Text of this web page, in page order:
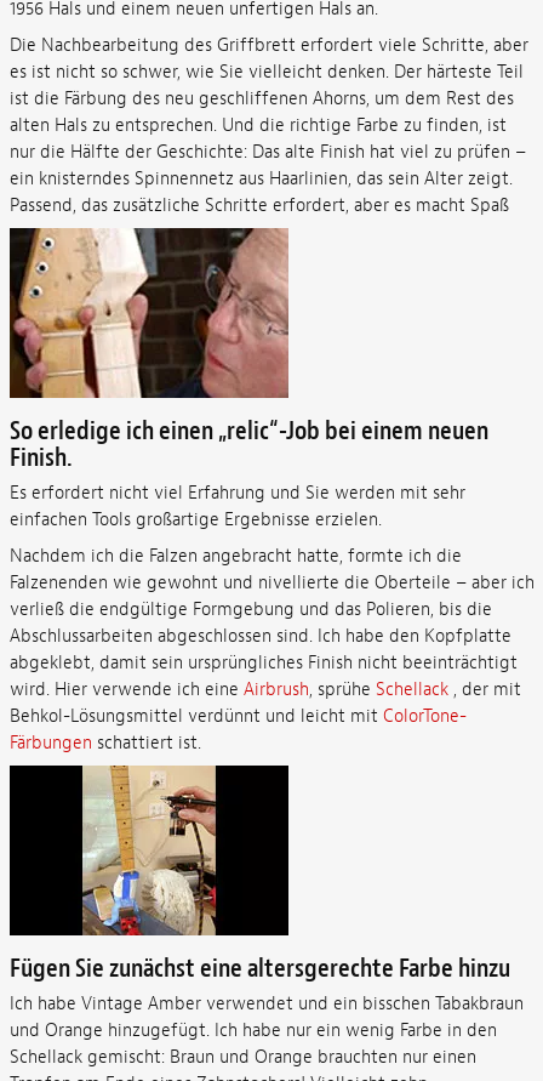
1956 Hals und einem neuen unfertigen Hals an.
Die Nachbearbeitung des Griffbrett erfordert viele Schritte, aber
es ist nicht so schwer, wie Sie vielleicht denken. Der härteste Teil
ist die Färbung des neu geschliffenen Ahorns, um dem Rest des
alten Hals zu entsprechen. Und die richtige Farbe zu finden, ist
nur die Hälfte der Geschichte: Das alte Finish hat viel zu prüfen –
ein knisterndes Spinnennetz aus Haarlinien, das sein Alter zeigt.
Passend, das zusätzliche Schritte erfordert, aber es macht Spaß
So erledige ich einen „relic“-Job bei einem neuen
Finish.
Es erfordert nicht viel Erfahrung und Sie werden mit sehr
einfachen Tools großartige Ergebnisse erzielen.
Nachdem ich die Falzen angebracht hatte, formte ich die
Falzenenden wie gewohnt und nivellierte die Oberteile – aber ich
verließ die endgültige Formgebung und das Polieren, bis die
Abschlussarbeiten abgeschlossen sind. Ich habe den Kopfplatte
abgeklebt, damit sein ursprüngliches Finish nicht beeinträchtigt
wird. Hier verwende ich eine Airbrush, sprühe Schellack, der mit
Behkol-Lösungsmittel verdünnt und leicht mit ColorTone-
Färbungen schattiert ist.
Fügen Sie zunächst eine altersgerechte Farbe hinzu
Ich habe Vintage Amber verwendet und ein bisschen Tabakbraun
und Orange hinzugefügt. Ich habe nur ein wenig Farbe in den
Schellack gemischt: Braun und Orange brauchten nur einen